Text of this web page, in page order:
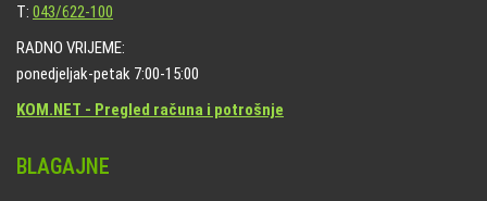
T: 043/622-100
RADNO VRIJEME:
ponedjeljak-petak 7:00-15:00
KOM.NET - Pregled računa i potrošnje
BLAGAJNE